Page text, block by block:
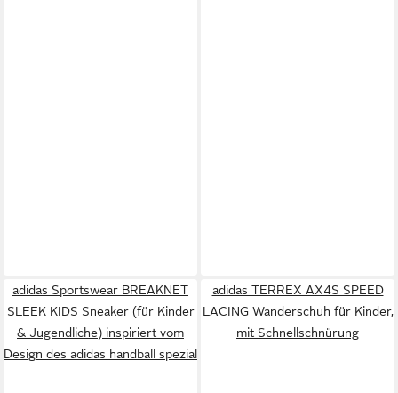
adidas Sportswear BREAKNET
SLEEK KIDS Sneaker (für Kinder
& Jugendliche) inspiriert vom
Design des adidas handball spezial
adidas TERREX AX4S SPEED
LACING Wanderschuh für Kinder,
mit Schnellschnürung